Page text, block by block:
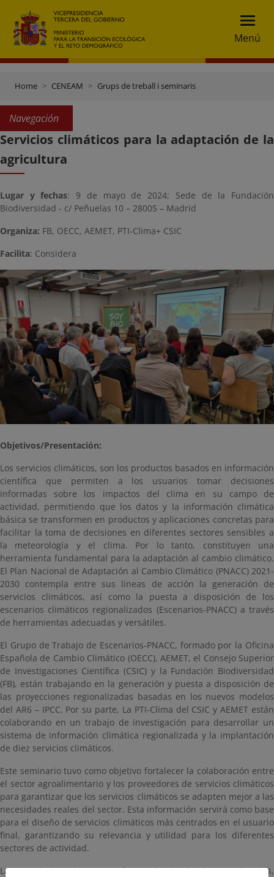
Menú
Home CENEAM Grups de treball i seminaris
Navegación
Servicios climáticos para la adaptación de la
agricultura
Lugar y fechas: 9 de mayo de 2024; Sede de la Fundación
Biodiversidad - c/ Peñuelas 10 – 28005 – Madrid
Organiza: FB, OECC, AEMET, PTI-Clima+ CSIC
Facilita: Considera
Objetivos/Presentación:
Los servicios climáticos, son los productos basados en información
científica que permiten a los usuarios tomar decisiones
informadas sobre los impactos del clima en su campo de
actividad, permitiendo que los datos y la información climática
básica se transformen en productos y aplicaciones concretas para
facilitar la toma de decisiones en diferentes sectores sensibles a
la meteorología y el clima. Por lo tanto, constituyen una
herramienta fundamental para la adaptación al cambio climático.
El Plan Nacional de Adaptación al Cambio Climático (PNACC) 2021-
2030 contempla entre sus líneas de acción la generación de
servicios climáticos, así como la puesta a disposición de los
escenarios climáticos regionalizados (Escenarios-PNACC) a través
de herramientas adecuadas y versátiles.
El Grupo de Trabajo de Escenarios-PNACC, formado por la Oficina
Española de Cambio Climático (OECC), AEMET, el Consejo Superior
de Investigaciones Científica (CSIC) y la Fundación Biodiversidad
(FB), están trabajando en la generación y puesta a disposición de
las proyecciones regionalizadas basadas en los nuevos modelos
del AR6 – IPCC. Por su parte, La PTI-Clima del CSIC y AEMET están
colaborando en un trabajo de investigación para desarrollar un
sistema de información climática regionalizada y la implantación
de diez servicios climáticos.
Este seminario tuvo como objetivo fortalecer la colaboración entre
el sector agroalimentario y los proveedores de servicios climáticos
para garantizar que los servicios climáticos se adapten mejor a las
necesidades reales del sector. Esta información servirá como base
para el diseño de servicios climáticos más centrados en el usuario
final, garantizando su relevancia y utilidad para los diferentes
sectores de actividad.
La jornada buscó reunir información desde diversos ángulos,